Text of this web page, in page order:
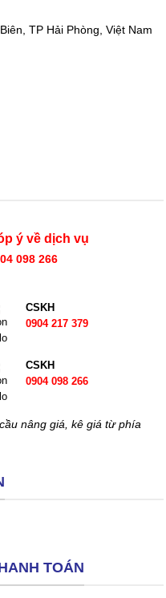
TP Hải Phòng, Việt Nam
ý về dịch vụ
098 266
CSKH
0904 217 379
CSKH
0904 098 266
nâng giá, kê giá từ phía
TOÁN